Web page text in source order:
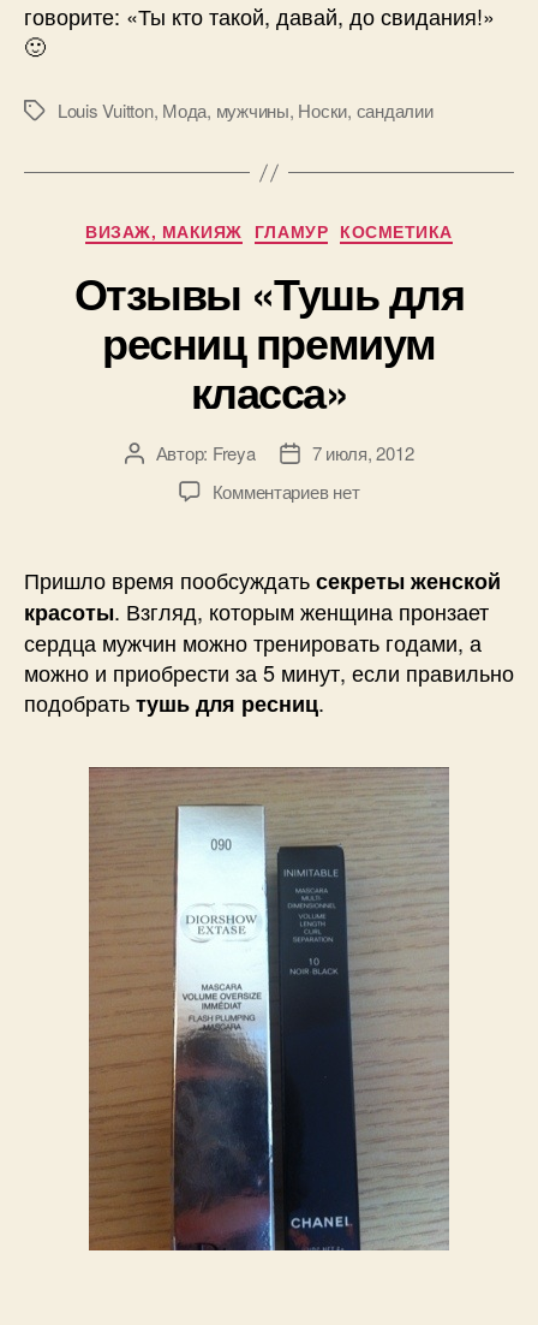
говорите: «Ты кто такой, давай, до свидания!»
🙂
МеткиLouis Vuitton, Мода, мужчины, Носки, сандалии
Рубрики
ВИЗАЖ, МАКИЯЖ ГЛАМУР КОСМЕТИКА
Отзывы «Тушь для
ресниц премиум
класса»
Автор
записи
Автор: Freya
Дата7 июля, 2012
Комментариевк
для
ресниц
премиум
класса»
нет
Пришло время пообсуждатьсекреты женской
красоты. Взгляд, которым женщина пронзает
сердца мужчин можно тренировать годами, а
можно и приобрести за 5 минут, если правильно
подобратьтушь для ресниц.